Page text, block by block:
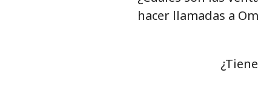
hacer llamadas a